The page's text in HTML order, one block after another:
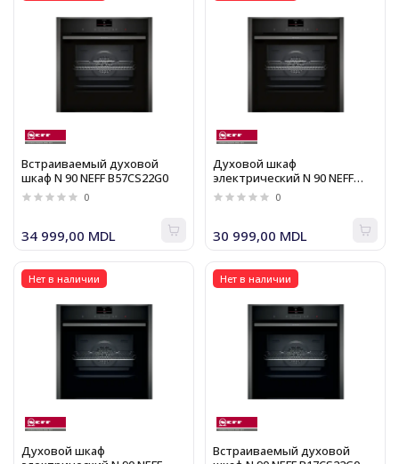
Встраиваемый духовой
шкаф N 90 NEFF B57CS22G0
0
34 999,00 MDL
Духовой шкаф
электрический N 90 NEFF
B47CS22G0 0
30 999,00 MDL
Нет в наличии
Духовой шкаф
Нет в наличии
Встраиваемый духовой